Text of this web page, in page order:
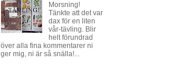
Morsning!
Tänkte att det var
dax för en liten
vår-tävling. Blir
helt förundrad
över alla fina kommentarer ni
ger mig, ni är så snälla!...